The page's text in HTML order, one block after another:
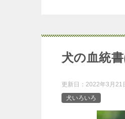
犬の血統
更新日： 2022年3月21
犬いろいろ